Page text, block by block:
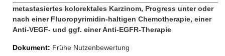
metastasiertes kolorektales Karzinom, Progress unter oder
nach einer Fluoropyrimidin-haltigen Chemotherapie, einer
Anti-VEGF- und ggf. einer Anti-EGFR-Therapie
Dokument
Frühe Nutzenbewertung